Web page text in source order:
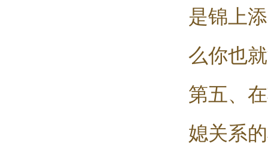
是锦上
么你也
第五、
媳关系